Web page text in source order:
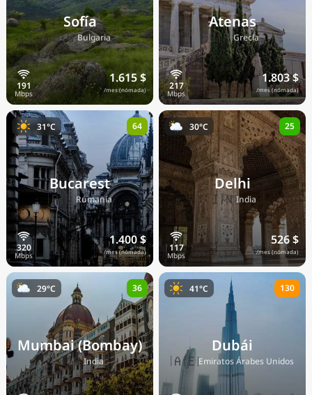
Sofía
🇧🇬Bulgaria
1.615 $
/mes (nómada)
Atenas
🇬🇷Grecia
1.803 $
/mes (nómada)
Bucarest
🇷🇴Rumanía
1.400 $
/mes (nómada)
31°C 64
Delhi
🇮🇳India
526 $
/mes (nómada)
30°C 25
Mumbai (Bombay)
🇮🇳India
29°C 36
Dubái
🇦🇪Emiratos Árabes Unidos
41°C 130